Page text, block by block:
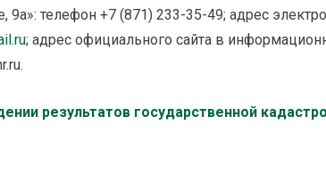
телефон +7 (871) 233-35-49; адрес
; адрес официального сайта в
результатов государственной